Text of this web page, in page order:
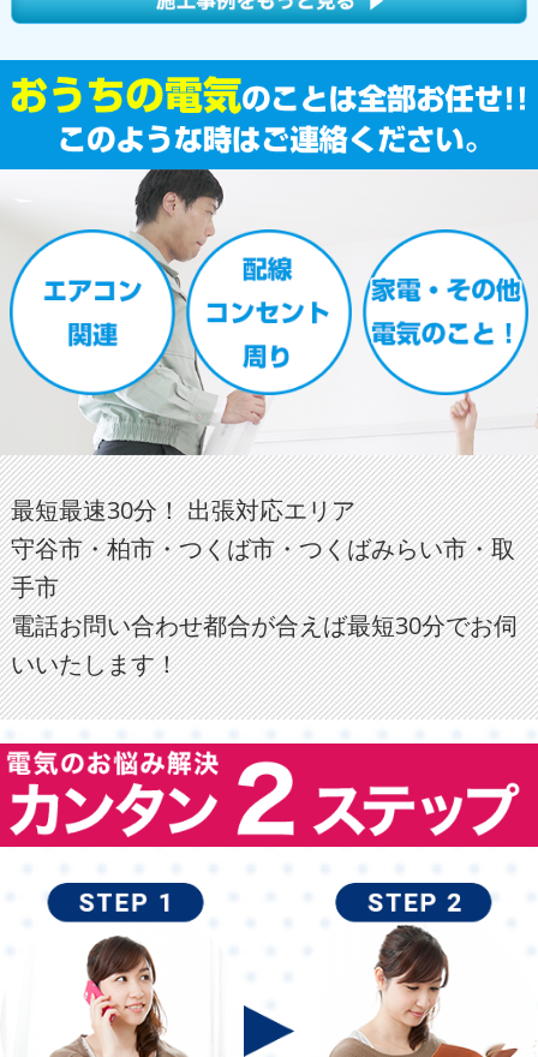
最短最速30分！ 出張対応エリア
守谷市・柏市・つくば市・つくばみらい市・取
手市
電話お問い合わせ都合が合えば最短30分でお伺
いいたします！